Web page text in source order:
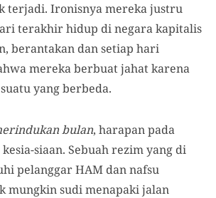
terjadi. Ironisnya mereka justru
terakhir hidup di negara kapitalis
berantakan dan setiap hari
mereka berbuat jahat karena
yang berbeda.
bulan, harapan pada
siaan. Sebuah rezim yang di
pelanggar HAM dan nafsu
mungkin sudi menapaki jalan